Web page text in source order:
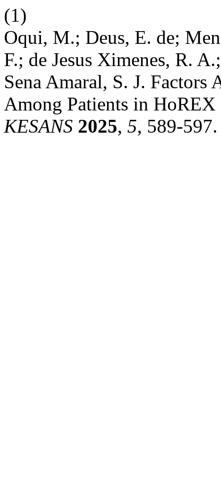
(1)
Oqui, M.; Deus, E. de;
F.; de Jesus Ximenes, R.
Sena Amaral, S. J. Factors
Among Patients in
KESANS 2025, 5, 589-597.